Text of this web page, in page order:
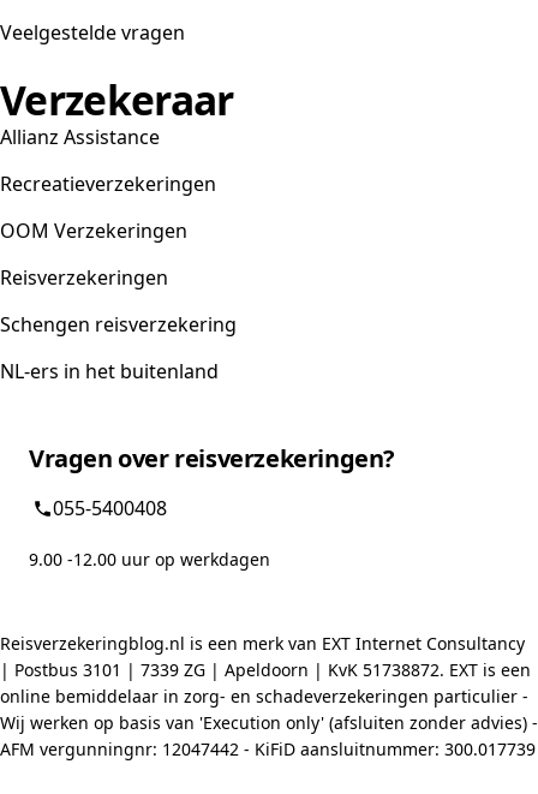
Veelgestelde vragen
Verzekeraar
Allianz Assistance
Recreatieverzekeringen
OOM Verzekeringen
Reisverzekeringen
Schengen reisverzekering
NL-ers in het buitenland
Vragen over reisverzekeringen?
055-5400408
9.00 -12.00 uur op werkdagen
Reisverzekeringblog.nl is een merk van EXT Internet Consultancy
| Postbus 3101 | 7339 ZG | Apeldoorn | KvK 51738872. EXT is een
online bemiddelaar in zorg- en schadeverzekeringen particulier -
Wij werken op basis van 'Execution only' (afsluiten zonder advies) -
AFM vergunningnr: 12047442 - KiFiD aansluitnummer: 300.017739